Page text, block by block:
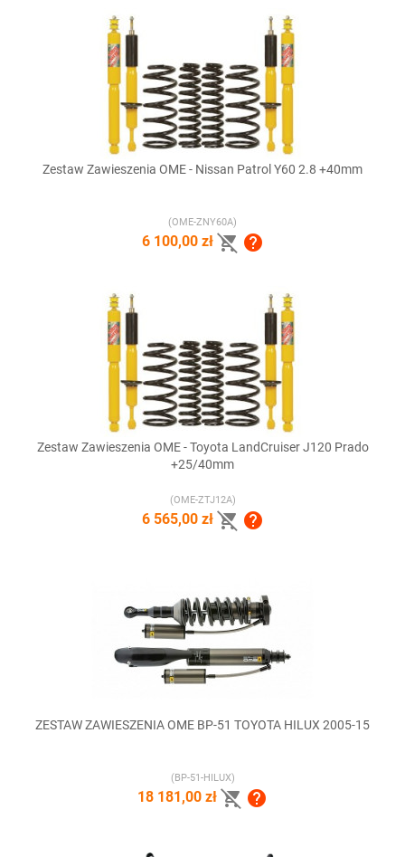
Zestaw Zawieszenia OME - Nissan Patrol Y60 2.8 +40mm
(OME-ZNY60A)
6 100,00 zł  
Zestaw Zawieszenia OME - Toyota LandCruiser J120 Prado
+25/40mm
(OME-ZTJ12A)
6 565,00 zł  
ZESTAW ZAWIESZENIA OME BP-51 TOYOTA HILUX 2005-15
(BP-51-HILUX)
18 181,00 zł  